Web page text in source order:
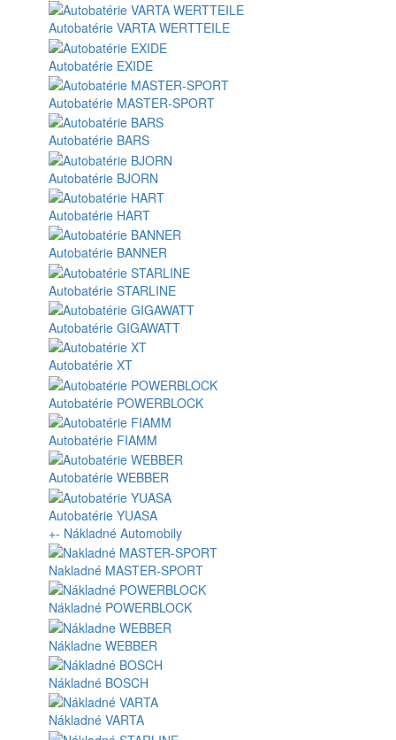
Autobatérie VARTA WERTTEILE
Autobatérie EXIDE
Autobatérie MASTER-SPORT
Autobatérie BARS
Autobatérie BJORN
Autobatérie HART
Autobatérie BANNER
Autobatérie STARLINE
Autobatérie GIGAWATT
Autobatérie XT
Autobatérie POWERBLOCK
Autobatérie FIAMM
Autobatérie WEBBER
Autobatérie YUASA
+- Nákladné Automobily
Nakladné MASTER-SPORT
Nákladné POWERBLOCK
Nákladne WEBBER
Nákladné BOSCH
Nákladné VARTA